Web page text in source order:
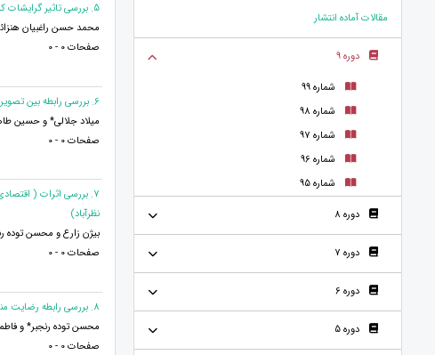
مقالات آماده انتشار
دوره 9
شماره 99
شماره 98
شماره 97
شماره 96
شماره 95
دوره 8
دوره 7
دوره 6
دوره 5
5. بررسی تاثیر گرایشات کارکنان بر مدیریت دانش و توسعه شایستگی شرکت سایپا خودرو
محمد حسن راغبیان
صفحات 0 - 0
6. بررسی رابطه بین تصویر شرکت بر ارزش مشتری، وفاداری مشتریان و اعتماد به کارکنان شعب بیمه آسیا
میلاد جلالی* و حسین
صفحات 0 - 0
7. بررسی اثرات (
نظرآباد)
بيژن زارع و محسن توده
صفحات 0 - 0
8. بررسی رابطه رضايت مندی از زندگی زناشويی بين زنان شاغل و خانه دار و همسران آنها
محسن توده رنجبر* و
صفحات 0 - 0